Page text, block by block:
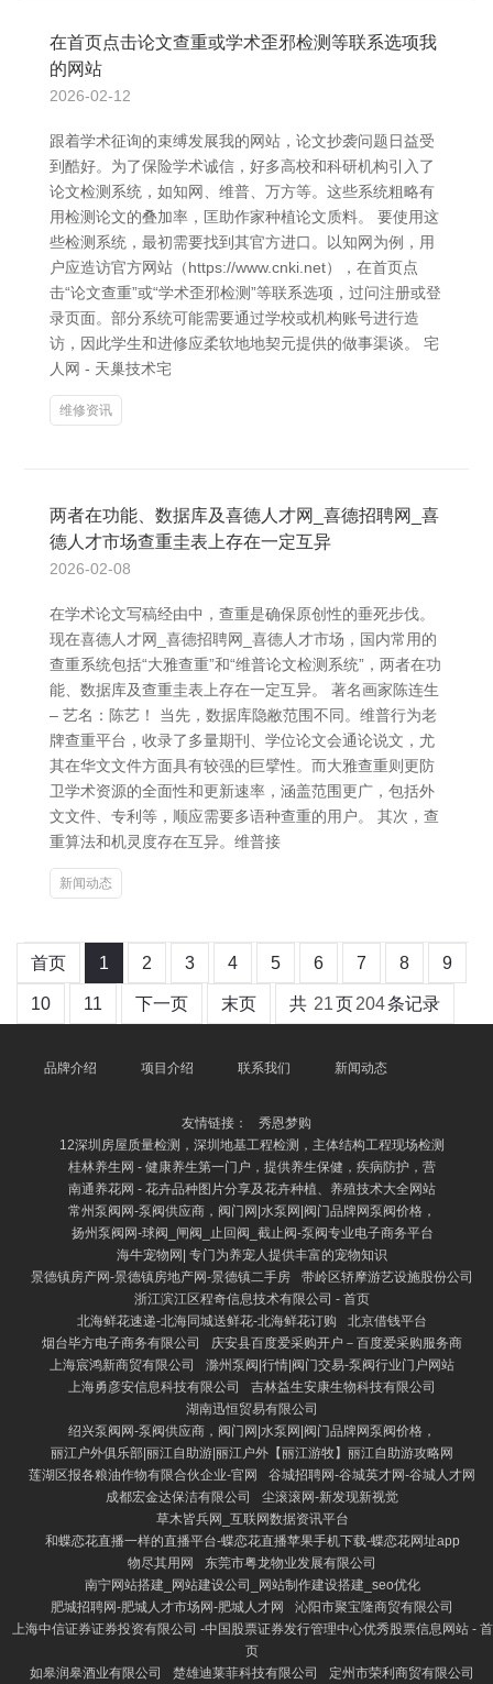
在首页点击论文查重或学术歪邪检测等联系选项我
的网站
2026-02-12
跟着学术征询的束缚发展我的网站，论文抄袭问题日益受
到酷好。为了保险学术诚信，好多高校和科研机构引入了
论文检测系统，如知网、维普、万方等。这些系统粗略有
用检测论文的叠加率，匡助作家种植论文质料。 要使用这
些检测系统，最初需要找到其官方进口。以知网为例，用
户应造访官方网站（https://www.cnki.net），在首页点
击“论文查重”或“学术歪邪检测”等联系选项，过问注册或登
录页面。部分系统可能需要通过学校或机构账号进行造
访，因此学生和进修应柔软地地契元提供的做事渠谈。 宅
人网 - 天巢技术宅
维修资讯
两者在功能、数据库及喜德人才网_喜德招聘网_喜
德人才市场查重圭表上存在一定互异
2026-02-08
在学术论文写稿经由中，查重是确保原创性的垂死步伐。
现在喜德人才网_喜德招聘网_喜德人才市场，国内常用的
查重系统包括“大雅查重”和“维普论文检测系统”，两者在功
能、数据库及查重圭表上存在一定互异。 著名画家陈连生
– 艺名：陈艺！ 当先，数据库隐敝范围不同。维普行为老
牌查重平台，收录了多量期刊、学位论文会通论说文，尤
其在华文文件方面具有较强的巨擘性。而大雅查重则更防
卫学术资源的全面性和更新速率，涵盖范围更广，包括外
文文件、专利等，顺应需要多语种查重的用户。 其次，查
重算法和机灵度存在互异。维普接
新闻动态
首页 1 2 3 4 5 6 7 8 9
10 11 下一页 末页 共 21页204条记录
品牌介绍 项目介绍 联系我们 新闻动态
友情链接：
秀恩梦购
12深圳房屋质量检测，深圳地基工程检测，主体结构工程现场检测
桂林养生网 - 健康养生第一门户，提供养生保健，疾病防护，营
南通养花网 - 花卉品种图片分享及花卉种植、养殖技术大全网站
常州泵阀网-泵阀供应商，阀门网|水泵网|阀门品牌网泵阀价格，
扬州泵阀网-球阀_闸阀_止回阀_截止阀-泵阀专业电子商务平台
海牛宠物网| 专门为养宠人提供丰富的宠物知识
景德镇房产网-景德镇房地产网-景德镇二手房
带岭区轿摩游艺设施股份公司
浙江滨江区程奇信息技术有限公司 - 首页
北海鲜花速递-北海同城送鲜花-北海鲜花订购
北京借钱平台
烟台毕方电子商务有限公司
庆安县百度爱采购开户－百度爱采购服务商
上海宸鸿新商贸有限公司
滁州泵阀|行情|阀门交易-泵阀行业门户网站
上海勇彦安信息科技有限公司
吉林益生安康生物科技有限公司
湖南迅恒贸易有限公司
绍兴泵阀网-泵阀供应商，阀门网|水泵网|阀门品牌网泵阀价格，
丽江户外俱乐部|丽江自助游|丽江户外【丽江游牧】丽江自助游攻略网
莲湖区报各粮油作物有限合伙企业-官网
谷城招聘网-谷城英才网-谷城人才网
成都宏金达保洁有限公司
尘滚滚网-新发现新视觉
草木皆兵网_互联网数据资讯平台
和蝶恋花直播一样的直播平台-蝶恋花直播苹果手机下载-蝶恋花网址app
物尽其用网
东莞市粤龙物业发展有限公司
南宁网站搭建_网站建设公司_网站制作建设搭建_seo优化
肥城招聘网-肥城人才市场网-肥城人才网
沁阳市聚宝隆商贸有限公司
上海中信证券证券投资有限公司 -中国股票证券发行管理中心优秀股票信息网站 - 首
页
如皋润皋酒业有限公司
楚雄迪莱菲科技有限公司 定州市荣利商贸有限公司